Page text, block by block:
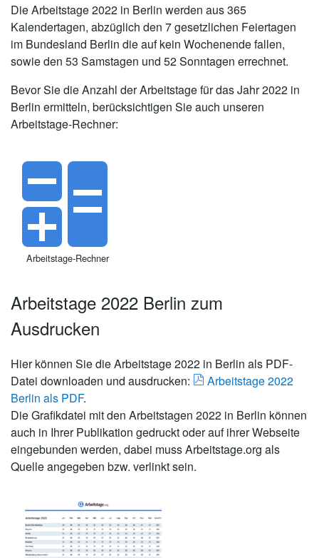
DieArbeitstage 2022 in Berlin werden aus 365
Kalendertagen, abzüglich den 7 gesetzlichen Feiertagen
im Bundesland Berlin die auf kein Wochenende fallen,
sowie den 53 Samstagen und 52 Sonntagen errechnet.
Bevor Sie die Anzahl der Arbeitstage für das Jahr 2022 in
Berlin ermitteln, berücksichtigen Sie auch unseren
Arbeitstage-Rechner:
Arbeitstage-Rechner
Arbeitstage 2022 Berlin zum
Ausdrucken
Hier können Sie die Arbeitstage 2022 in Berlin als PDF-
Datei downloaden und ausdrucken:
Arbeitstage 2022
Berlin als PDF.
Die Grafikdatei mit den Arbeitstagen 2022 in Berlin können
auch in Ihrer Publikation gedruckt oder auf ihrer Webseite
eingebunden werden, dabei muss Arbeitstage.org als
Quelle angegeben bzw. verlinkt sein.